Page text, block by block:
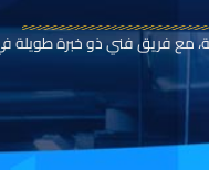
مع فريق فني ذو خبرة طويلة